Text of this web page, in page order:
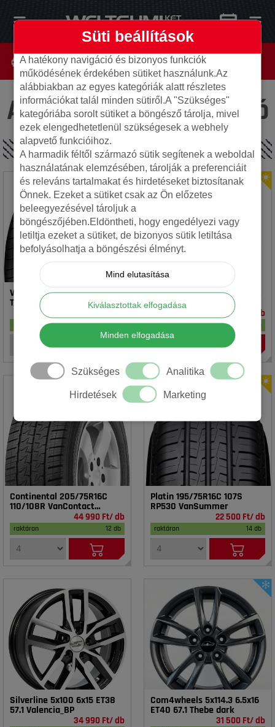
Az oldal nem található
SPECIÁLIS AJÁNLATOK
Vredestein 195/65R15 91T T-
TRAC 2 DOT23
17 db
Rotalla 195/65R15 91V RH02
14 990 Ft/ db
raktáron
Continental 205/75R16C
110/108R VanContact
44 990 Ft/ db
raktáron 12 db
Platin 195/75R16C 107S
RP530 VanSummer
22 500 Ft/ db
raktáron 14 db
Silverline 5x100 6x15 ET38
57.1 Valencia_BP
34 990 Ft/ db
Com4wheels 5x114.3 6.5x16
ET40 67.1 Thebe dark
31 500 Ft/ db
Süti beállítások
A hatékony navigáció és bizonyos funkciók
működésének érdekében sütiket használunk.Az
alábbiakban az egyes kategóriák alatt részletes
információkat talál minden sütiről.A "Szükséges"
kategóriába sorolt sütiket a böngésző tárolja, mivel
ezek elengedhetetlenül szükségesek a webhely
alapvető funkcióihoz.
A harmadik féltől származó sütik segítenek a weboldal
használatának elemzésében, tárolják a preferenciáit
és releváns tartalmakat és hirdetéseket biztosítanak
Önnek. Ezeket a sütiket csak az Ön előzetes
beleegyezésével tároljuk a
böngészőjében.Eldöntheti, hogy engedélyezi vagy
letiltja ezeket a sütiket, de bizonyos sütik letiltása
befolyásolhatja a böngészési élményt.
Mind elutasítása
Kiválasztottak elfogadása
Minden elfogadása
Szükséges Analitika
Hirdetések Marketing